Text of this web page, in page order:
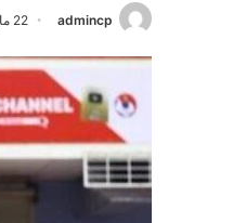
admincp 22 مايو، 2025